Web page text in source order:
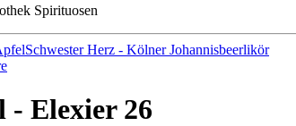
Schwester Herz - Kölner Johannisbeerlikör
- Elexier 26